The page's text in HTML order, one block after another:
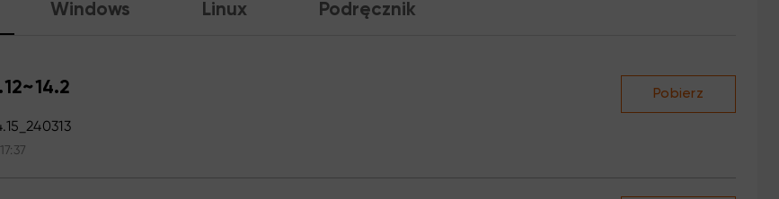
Windows Linux Podręcznik
Pobierz